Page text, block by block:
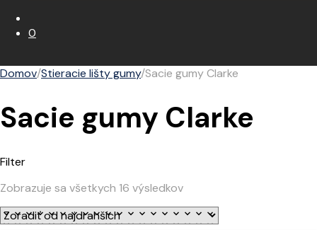
0
Domov/Stieracie lišty gumy/Sacie gumy Clarke
Sacie gumy Clarke
Filter
Zobrazuje sa všetkych 16 výsledkov